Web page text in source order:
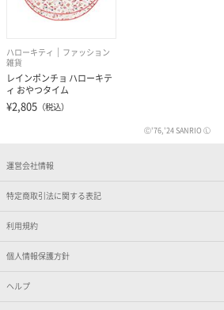
ハローキティ
ファッション
雑貨
レインポンチョ ハローキテ
ィ おやつタイム
¥2,805 （税込）
Ⓒ'76,'24 SANRIO Ⓛ
運営会社情報
特定商取引法に関する表記
利用規約
個人情報保護方針
ヘルプ